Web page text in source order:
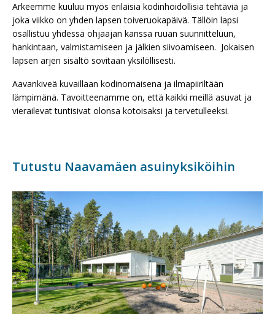
Arkeemme kuuluu myös erilaisia kodinhoidollisia tehtäviä ja
joka viikko on yhden lapsen toiveruokapäivä. Tällöin lapsi
osallistuu yhdessä ohjaajan kanssa ruuan suunnitteluun,
hankintaan, valmistamiseen ja jälkien siivoamiseen. Jokaisen
lapsen arjen sisältö sovitaan yksilöllisesti.
Aavankiveä kuvaillaan kodinomaisena ja ilmapiiriltään
lämpimänä. Tavoitteenamme on, että kaikki meillä asuvat ja
vierailevat tuntisivat olonsa kotoisaksi ja tervetulleeksi.
Tutustu Naavamäen asuinyksiköihin